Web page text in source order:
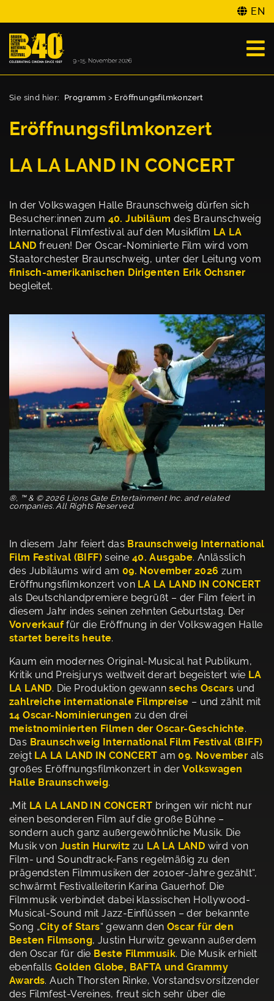
EN
Sie sind hier: Programm > Eröffnungsfilmkonzert
Eröffnungsfilmkonzert
LA LA LAND IN CONCERT
In der Volkswagen Halle Braunschweig dürfen sich
Besucher:innen zum 40. Jubiläum des Braunschweig
International Filmfestival auf den Musikfilm LA LA
LAND freuen! Der Oscar-Nominierte Film wird vom
Staatorchester Braunschweig, unter der Leitung vom
finisch-amerikanischen Dirigenten Erik Ochsner
begleitet.
®, ™ & © 2026 Lions Gate Entertainment Inc. and related
companies. All Rights Reserved.
In diesem Jahr feiert das Braunschweig International
Film Festival (BIFF) seine 40. Ausgabe. Anlässlich
des Jubiläums wird am 09. November 2026 zum
Eröffnungsfilmkonzert von LA LA LAND IN CONCERT
als Deutschlandpremiere begrüßt – der Film feiert in
diesem Jahr indes seinen zehnten Geburtstag. Der
Vorverkauffür die Eröffnung in der Volkswagen Halle
startet bereits heute.
Kaum ein modernes Original-Musical hat Publikum,
Kritik und Preisjurys weltweit derart begeistert wie LA
LA LAND. Die Produktion gewann sechs Oscars und
zahlreiche internationale Filmpreise – und zählt mit
14 Oscar-Nominierungenzu den drei
meistnominierten Filmen der Oscar-Geschichte.
Das Braunschweig International Film Festival (BIFF)
zeigt LA LA LAND IN CONCERT am 09. November als
großes Eröffnungsfilmkonzert in derVolkswagen
Halle Braunschweig.
„Mit LA LA LAND IN CONCERT bringen wir nicht nur
einen besonderen Film auf die große Bühne –
sondern auch ganz außergewöhnliche Musik. Die
Musik vonJustin Hurwitz zu LA LA LAND wird von
Film- und Soundtrack-Fans regelmäßig zu den
prägendsten Filmmusiken der 2010er-Jahre gezählt“,
schwärmt Festivalleiterin Karina Gauerhof. Die
Filmmusik verbindet dabei klassischen Hollywood-
Musical-Sound mit Jazz-Einflüssen – der bekannte
Song „City of Stars“ gewann den Oscar für den
Besten Filmsong, Justin Hurwitz gewann außerdem
den Oscar für die Beste Filmmusik. Die Musik erhielt
ebenfallsGolden Globe, BAFTA und Grammy
Awards. Auch Thorsten Rinke, Vorstandsvorsitzender
des Filmfest-Vereines, freut sich sehr über die